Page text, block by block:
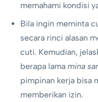
memahami kondisi
Bila ingin meminta
secara rinci alasan
cuti. Kemudian,
berapa lama mina
pimpinan kerja bisa
memberikan izin.